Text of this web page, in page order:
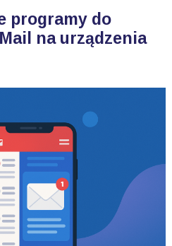
programy do
na urządzenia